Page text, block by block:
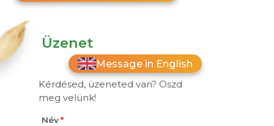
Üzenet
Message in English
Kérdésed, üzeneted van? Oszd
meg velünk!
Név